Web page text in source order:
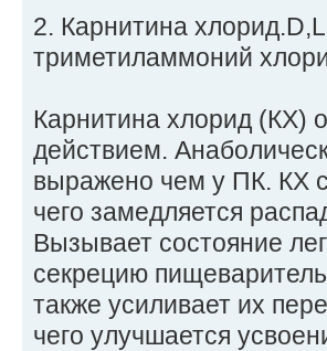
2. Карнитина
триметиламмоний
Карнитина хлорид (КХ)
действием.
выражено чем у ПК. КХ
чего замедляется
Вызывает состояние
секрецию
также усиливает их
чего улучшается